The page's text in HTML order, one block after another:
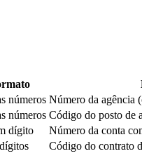
números Número da agência
números Código do posto de
dígito
Número da conta
Código do contrato